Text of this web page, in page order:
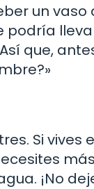
un vaso
podría
que,
Si vives
¡No